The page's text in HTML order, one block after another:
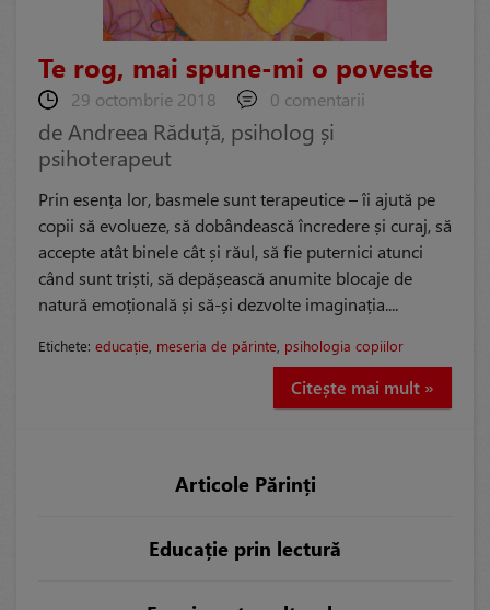
Te rog, mai spune-mi o poveste
29 octombrie 2018 0 comentarii
de Andreea Răduță, psiholog și
psihoterapeut
Prin esența lor, basmele sunt terapeutice – îi ajută pe
copii să evolueze, să dobândească încredere și curaj, să
accepte atât binele cât și răul, să fie puternici atunci
când sunt triști, să depășească anumite blocaje de
natură emoțională și să-și dezvolte imaginația....
Etichete: educație meseria de părinte psihologia copiilor
Citește mai mult »
Articole Părinți
Educație prin lectură